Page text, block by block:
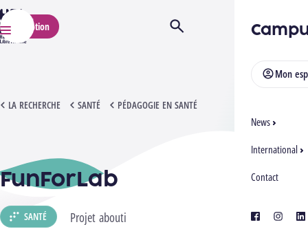
HELMo
Menu
Mon
News
International
Contact
facebook
Inscription Ouvrir/Fermer la recherche
FunForLab
LA RECHERCHE SANTÉ PÉDAGOGIE EN SANTÉ
FUNFORLAB
SANTÉ Projet abouti